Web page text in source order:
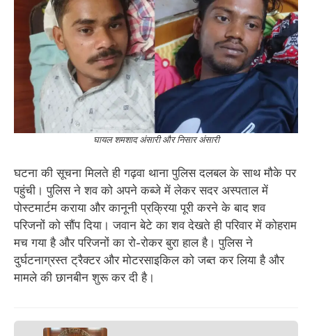
घायल शमशाद अंसारी और निसार अंसारी
घटना की सूचना मिलते ही गढ़वा थाना पुलिस दलबल के साथ मौके पर
पहुंची। पुलिस ने शव को अपने कब्जे में लेकर सदर अस्पताल में
पोस्टमार्टम कराया और कानूनी प्रक्रिया पूरी करने के बाद शव
परिजनों को सौंप दिया। जवान बेटे का शव देखते ही परिवार में कोहराम
मच गया है और परिजनों का रो-रोकर बुरा हाल है। पुलिस ने
दुर्घटनाग्रस्त ट्रैक्टर और मोटरसाइकिल को जब्त कर लिया है और
मामले की छानबीन शुरू कर दी है।